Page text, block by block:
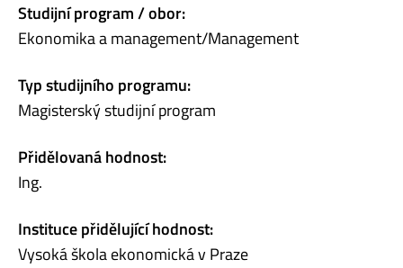
Studijní program / obor:
Ekonomika a management/Management
Typ studijního programu:
Magisterský studijní program
Přidělovaná hodnost:
Ing.
Instituce přidělující hodnost:
Vysoká škola ekonomická v Praze